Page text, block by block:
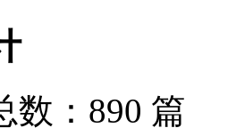
数：890 篇